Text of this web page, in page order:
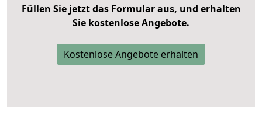
Füllen Sie jetzt das Formular aus, und erhalten
Sie kostenlose Angebote.
Kostenlose Angebote erhalten